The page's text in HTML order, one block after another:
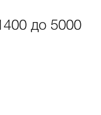
до 5000